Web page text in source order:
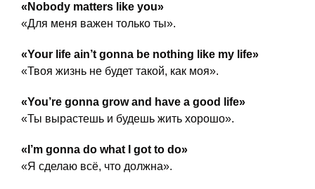
«Nobody matters like you»
«Для меня важен только ты».
«Your life ain’t gonna be nothing like my life»
«Твоя жизнь не будет такой, как моя».
«You’re gonna grow and have a good life»
«Ты вырастешь и будешь жить хорошо».
«I’m gonna do what I got to do»
«Я сделаю всё, что должна».